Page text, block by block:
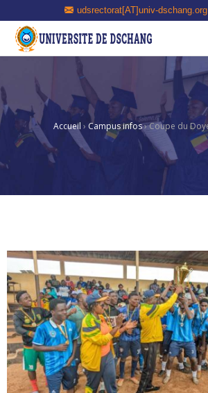
udsrectorat[AT]univ-dschang.org
Accueil › Campus infos›Coupe du